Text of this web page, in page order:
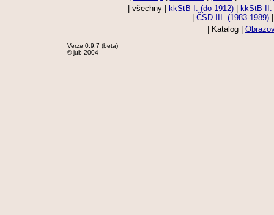
| všechny |
kkStB I. (do 1912)|
kkStB II.
ČSD III. (1983-1989)
| Katalog |
Verze 0.9.7 (beta)
© jub 2004